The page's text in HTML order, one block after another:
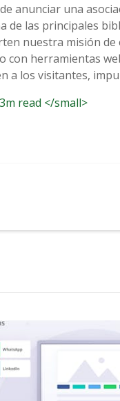
anunciar una
de las principales
nuestra misión de
con herramientas
a los visitantes,
read </small>